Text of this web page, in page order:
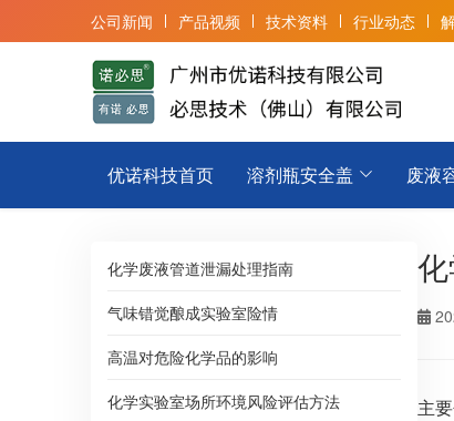
公司新闻 产品视频 技术资料 行业动态
优诺科技首页 溶剂瓶安全盖 废液
化学废液管道泄漏处理指南
气味错觉酿成实验室险情
高温对危险化学品的影响
化学实验室场所环境风险评估方法
主